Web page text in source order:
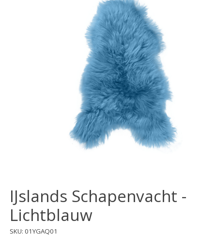
IJslands Schapenvacht -
Lichtblauw
SKU: 01YGAQ01